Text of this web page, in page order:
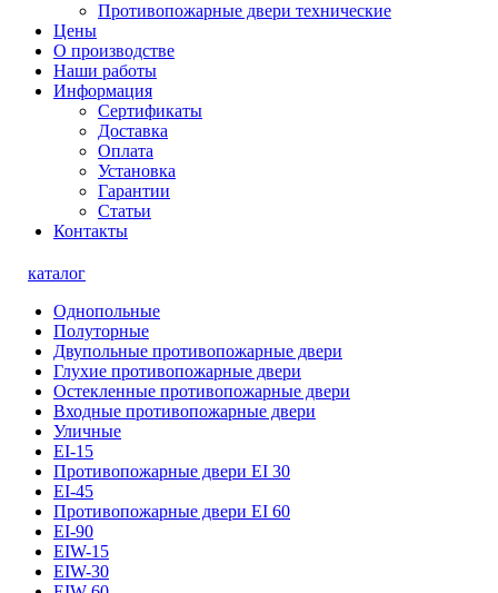
Противопожарные двери технические
Цены
О производстве
Наши работы
Информация
Сертификаты
Доставка
Оплата
Установка
Гарантии
Статьи
Контакты
каталог
Однопольные
Полуторные
Двупольные противопожарные двери
Глухие противопожарные двери
Остекленные противопожарные двери
Входные противопожарные двери
Уличные
EI-15
Противопожарные двери EI 30
EI-45
Противопожарные двери EI 60
EI-90
EIW-15
EIW-30